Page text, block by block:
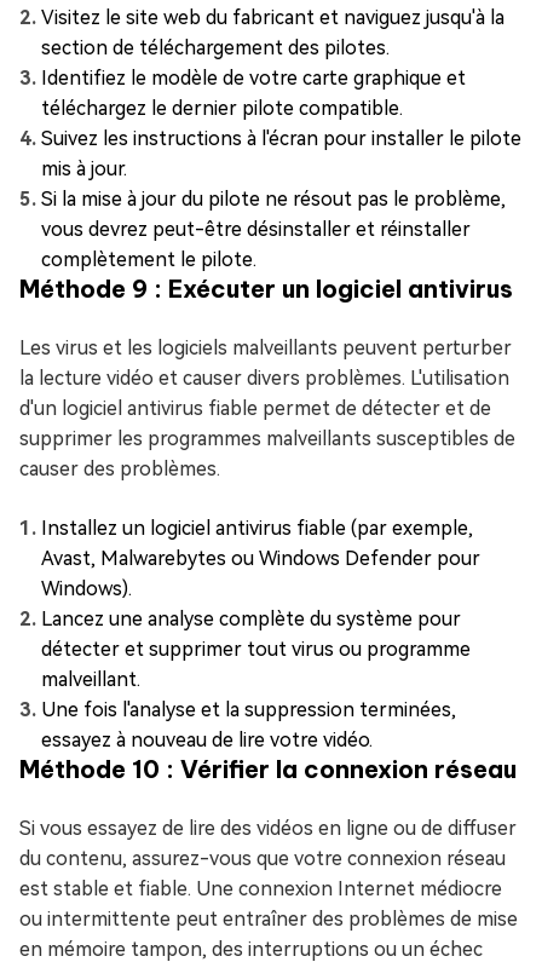
Visitez le site web du fabricant et naviguez jusqu'à la
section de téléchargement des pilotes.
Identifiez le modèle de votre carte graphique et
téléchargez le dernier pilote compatible.
Suivez les instructions à l'écran pour installer le pilote
mis à jour.
Si la mise à jour du pilote ne résout pas le problème,
vous devrez peut-être désinstaller et réinstaller
complètement le pilote.
Méthode 9 : Exécuter un logiciel antivirus
Les virus et les logiciels malveillants peuvent perturber
la lecture vidéo et causer divers problèmes. L'utilisation
d'un logiciel antivirus fiable permet de détecter et de
supprimer les programmes malveillants susceptibles de
causer des problèmes.
Installez un logiciel antivirus fiable (par exemple,
Avast, Malwarebytes ou Windows Defender pour
Windows).
Lancez une analyse complète du système pour
détecter et supprimer tout virus ou programme
malveillant.
Une fois l'analyse et la suppression terminées,
essayez à nouveau de lire votre vidéo.
Méthode 10 : Vérifier la connexion réseau
Si vous essayez de lire des vidéos en ligne ou de diffuser
du contenu, assurez-vous que votre connexion réseau
est stable et fiable. Une connexion Internet médiocre
ou intermittente peut entraîner des problèmes de mise
en mémoire tampon, des interruptions ou un échec